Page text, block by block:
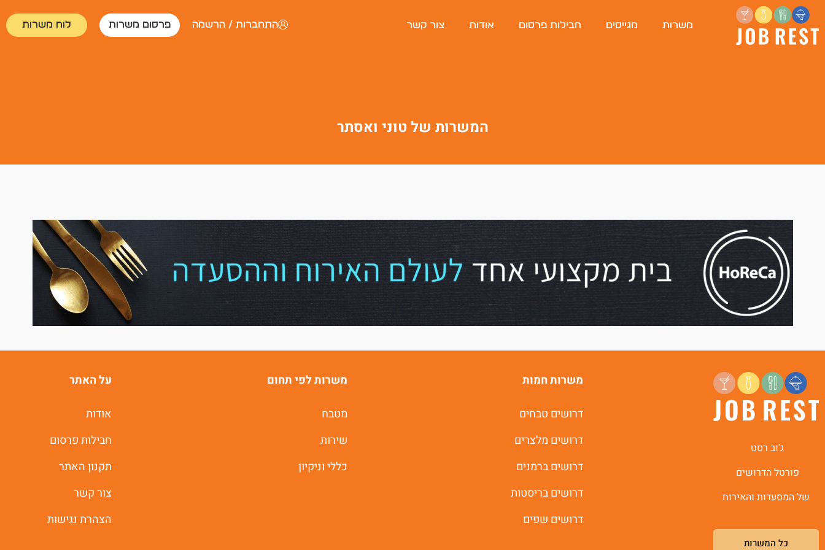
משרות מגייסים חבילות פרסום אודות צור קשר התחברות / הרשמה פרסום משרות לוח משרות
המשרות של טוני ואסתר
ג'וב רסט
פורטל הדרושים
של המסעדות והאירוח
כל המשרות
משרות חמות
דרושים טבחים
דרושים מלצרים
דרושים ברמנים
דרושים בריסטות
דרושים שפים
משרות לפי תחום
מטבח
שירות
כללי וניקיון
על האתר
אודות
חבילות פרסום
תקנון האתר
צור קשר
הצהרת נגישות